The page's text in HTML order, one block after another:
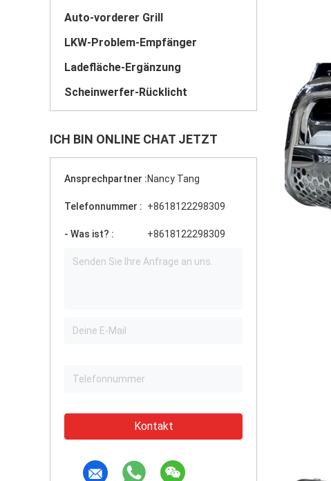
Auto-vorderer Grill
LKW-Problem-Empfänger
Ladefläche-Ergänzung
Scheinwerfer-Rücklicht
ICH BIN ONLINE CHAT JETZT
Ansprechpartner :Nancy Tang
Telefonnummer : +8618122298309
- Was ist? : +8618122298309
Kontakt